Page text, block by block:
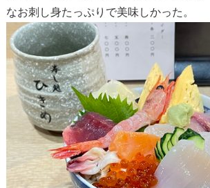
なお刺し身たっぷりで美味しかった。